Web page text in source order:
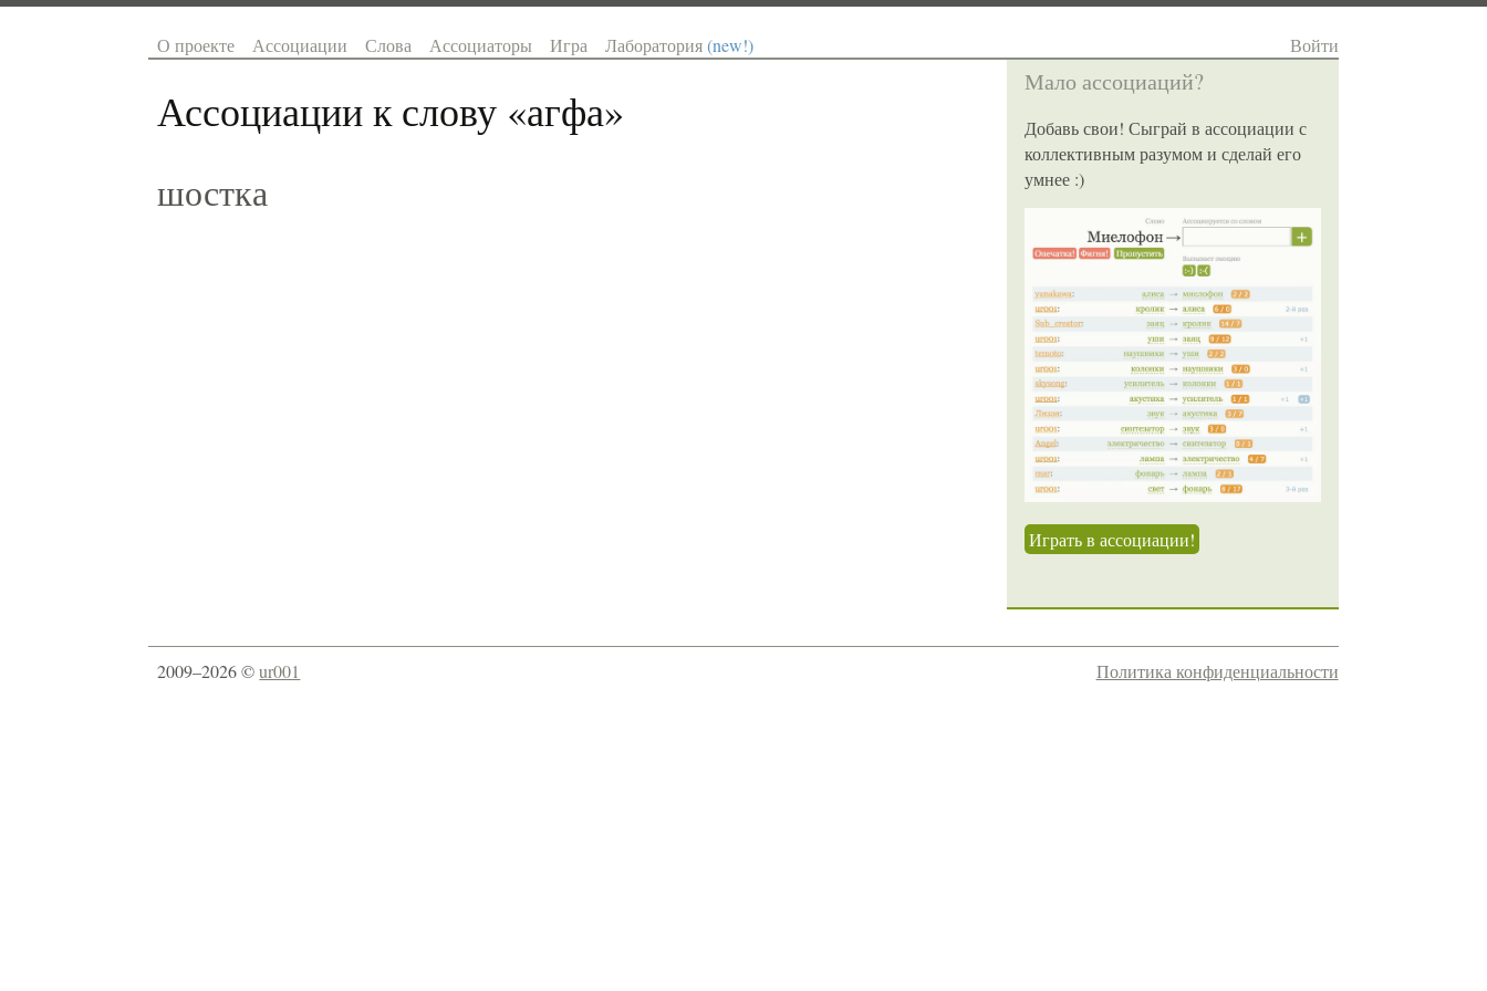
О проекте Ассоциации Слова Ассоциаторы Игра Лаборатория(new!) Войти
Ассоциации к слову «агфа»
шостка
Мало ассоциаций?
Добавь свои! Сыграй в ассоциации с
коллективным разумом и сделай его
умнее :)
Играть в ассоциации!
2009–2026 ©ur001 Политика конфиденциальности